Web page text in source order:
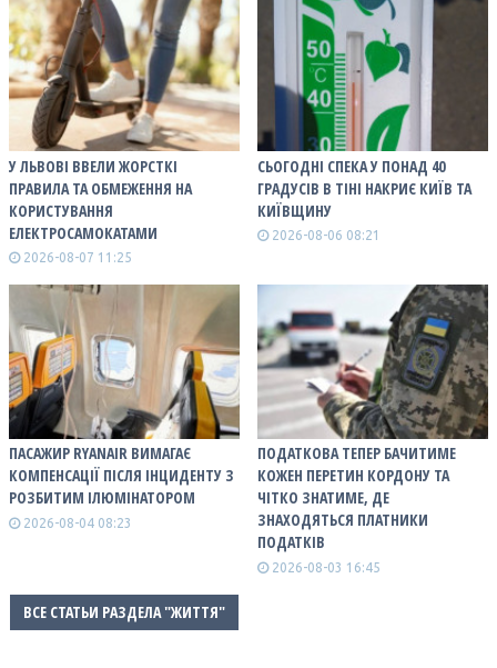
У ЛЬВОВІ ВВЕЛИ ЖОРСТКІ
ПРАВИЛА ТА ОБМЕЖЕННЯ НА
КОРИСТУВАННЯ
ЕЛЕКТРОСАМОКАТАМИ
2026-08-07 11:25
СЬОГОДНІ СПЕКА У ПОНАД 40
ГРАДУСІВ В ТІНІ НАКРИЄ КИЇВ ТА
КИЇВЩИНУ
2026-08-06 08:21
ПАСАЖИР RYANAIR ВИМАГАЄ
КОМПЕНСАЦІЇ ПІСЛЯ ІНЦИДЕНТУ З
РОЗБИТИМ ІЛЮМІНАТОРОМ
2026-08-04 08:23
ПОДАТКОВА ТЕПЕР БАЧИТИМЕ
КОЖЕН ПЕРЕТИН КОРДОНУ ТА
ЧІТКО ЗНАТИМЕ, ДЕ
ЗНАХОДЯТЬСЯ ПЛАТНИКИ
ПОДАТКІВ
2026-08-03 16:45
ВСЕ СТАТЬИ РАЗДЕЛА "ЖИТТЯ"